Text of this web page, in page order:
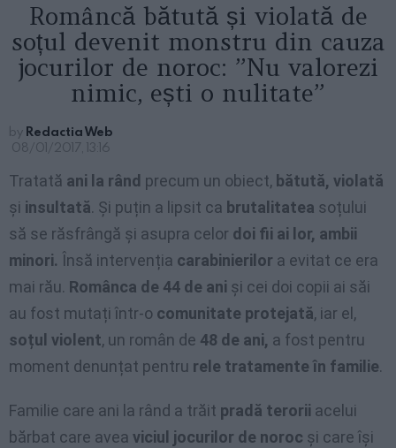
Româncă bătută și violată de
soțul devenit monstru din cauza
jocurilor de noroc: ”Nu valorezi
nimic, ești o nulitate”
by Redactia Web
08/01/2017, 13:16
Tratată ani la rând precum un obiect, bătută, violată
și insultată. Și puțin a lipsit ca brutalitatea soțului
să se răsfrângă și asupra celor doi fii ai lor, ambii
minori. Însă intervenția carabinierilor a evitat ce era
mai rău. Românca de 44 de ani și cei doi copii ai săi
au fost mutați într-o comunitate protejată, iar el,
soțul violent, un român de 48 de ani, a fost pentru
moment denunțat pentru rele tratamente în familie.
Familie care ani la rând a trăit pradă terorii acelui
bărbat care avea viciul jocurilor de noroc și care își